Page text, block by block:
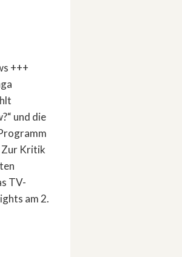
+++
und die
Zur Kritik
TV-
am 2.